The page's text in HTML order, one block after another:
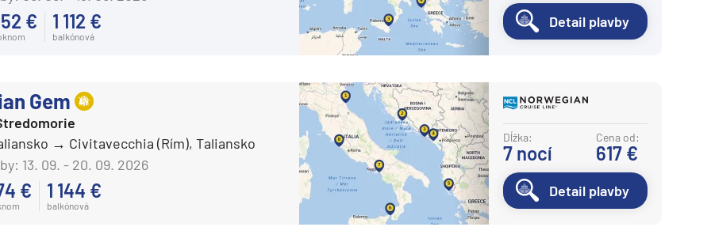
€ 1 112 €
balkónová
Detail plavby
Gem
Civitavecchia (Rím), Taliansko
13. 09. - 20. 09. 2026
€ 1 144 €
balkónová
Dĺžka:
7 nocí
Cena od:
617 €
Detail plavby